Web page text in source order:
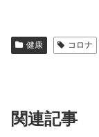
健康 コロナ
関連記事